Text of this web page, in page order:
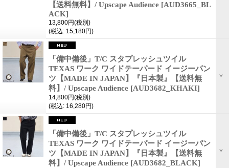
【送料無料】/ Upscape Audience [AUD3665_BL
ACK]
13,800円(税別)
(税込: 15,180円)
「備中備後」T/C スタプレッシュツイル
TEXAS ワーク ワイドテーパード イージーパン
ツ【MADE IN JAPAN】『日本製』【送料無
料】/ Upscape Audience [AUD3682_KHAKI]
14,800円(税別)
(税込: 16,280円)
「備中備後」T/C スタプレッシュツイル
TEXAS ワーク ワイドテーパード イージーパン
ツ【MADE IN JAPAN】『日本製』【送料無
料】/ Upscape Audience [AUD3682_BLACK]